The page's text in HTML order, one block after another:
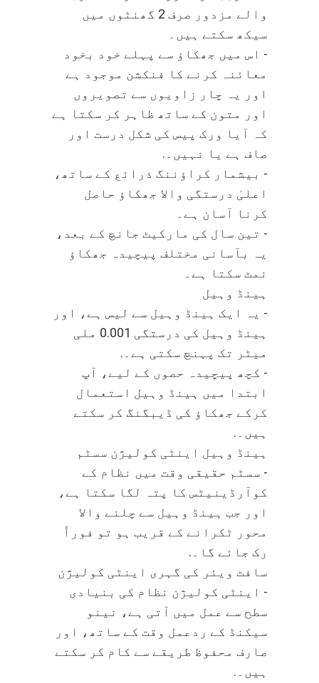
والے مزدور صرف 2 گھنٹوں میں
سیکھ سکتے ہیں۔
- اس میں جھکاؤ سے پہلے خود بخود
معائنہ کرنے کا فنکشن موجود ہے
اور یہ چار زاویوں سے تصویروں
اور متون کے ساتھ ظاہر کر سکتا ہے
کہ آیا ورک پیس کی شکل درست اور
صاف ہے یا نہیں۔.
- بیشمار کراؤننگ ذرائع کے ساتھ،
اعلیٰ درستگی والا جھکاؤ حاصل
کرنا آسان ہے۔
- تین سال کی مارکیٹ جانچ کے بعد،
یہ بآسانی مختلف پیچیدہ جھکاؤ
نمٹ سکتا ہے۔
ہینڈ وہیل
- یہ ایک ہینڈ وہیل سے لیس ہے، اور
ہینڈ وہیل کی درستگی 0.001 ملی
میٹر تک پہنچ سکتی ہے۔.
- کچھ پیچیدہ حصوں کے لیے، آپ
ابتدا میں ہینڈ وہیل استعمال
کرکے جھکاؤ کی ڈیبگنگ کر سکتے
ہیں۔.
ہینڈ وہیل اینٹی کولیژن سسٹم
- سسٹم حقیقی وقت میں نظام کے
کوآرڈینیٹس کا پتہ لگا سکتا ہے،
اور جب ہینڈ وہیل سے چلنے والا
محور ٹکرانے کے قریب ہو تو فوراً
رک جائے گا۔.
سافٹ ویئر کی گہری اینٹی کولیژن
- اینٹی کولیژن نظام کی بنیادی
سطح سے عمل میں آتی ہے، نینو
سیکنڈ کے ردعمل وقت کے ساتھ، اور
صارف محفوظ طریقے سے کام کر سکتے
ہیں۔.